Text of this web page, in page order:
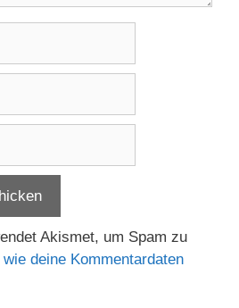
Akismet, um Spam zu
wie deine Kommentardaten